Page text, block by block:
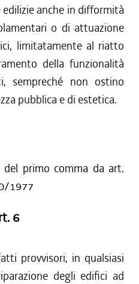
edilizie anche in difformità
o di attuazione
limitatamente al riatto
della funzionalità
sempreché non ostino
pubblica e di estetica.
primo comma da art.
1977
6
provvisori, in qualsiasi
degli edifici ad